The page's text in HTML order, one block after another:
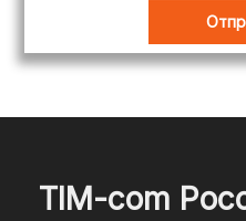
максимально
для наших
TIM-com